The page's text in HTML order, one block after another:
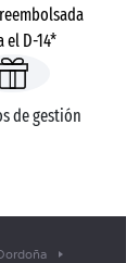
el D-14*
de gestión